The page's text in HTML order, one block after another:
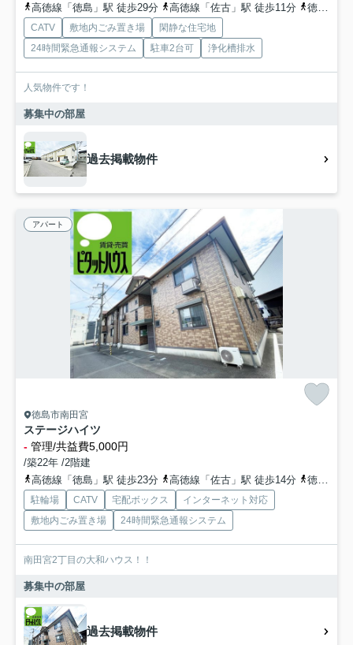
高徳線「徳島」駅 徒歩29分
高徳線「佐古」駅 徒歩11分 徳島線「蔵本」駅 徒歩31分
CATV 敷地内ごみ置き場
閑静な住宅地
24時間緊急通報システム
駐車2台可 浄化槽排水
人気物件です！
募集中の部屋
過去掲載物件
アパート
徳島市南田宮
ステージハイツ
- 管理/共益費5,000円
/築22年 /2階建
高徳線「徳島」駅 徒歩23分
高徳線「佐古」駅 徒歩14分 徳島線「蔵本」駅 徒歩41分
駐輪場 CATV 宅配ボックス
インターネット対応
敷地内ごみ置き場
24時間緊急通報システム
南田宮2丁目の大和ハウス！！
募集中の部屋
過去掲載物件